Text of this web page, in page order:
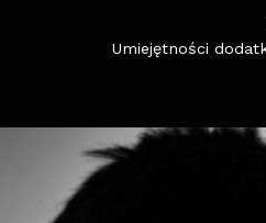
Umiejętności